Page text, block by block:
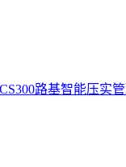
路基智能压实